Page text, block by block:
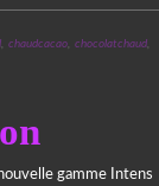
, chaudcacao, chocolatchaud,
gamme Intens